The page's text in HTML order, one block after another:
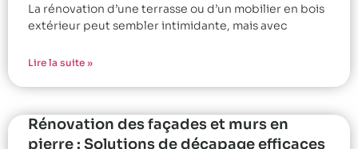
La rénovation d’une terrasse ou d’un mobilier en bois
extérieur peut sembler intimidante, mais avec
Lire la suite »
Rénovation des façades et murs en
pierre : Solutions de décapage efficaces